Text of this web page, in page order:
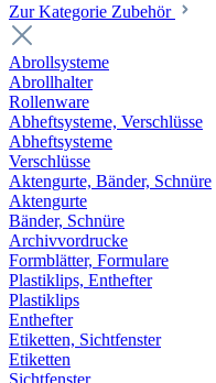
Zur Kategorie Zubehör
Abrollsysteme
Abrollhalter
Rollenware
Abheftsysteme, Verschlüsse
Abheftsysteme
Verschlüsse
Aktengurte, Bänder, Schnüre
Aktengurte
Bänder, Schnüre
Archivvordrucke
Formblätter, Formulare
Plastiklips, Enthefter
Plastiklips
Enthefter
Etiketten, Sichtfenster
Etiketten
Sichtfenster